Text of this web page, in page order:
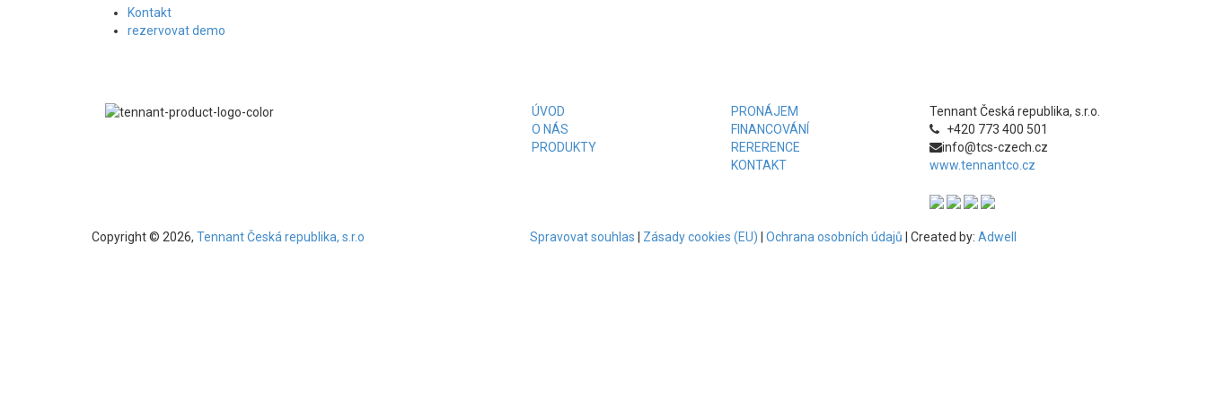
Kontakt
rezervovat demo
ÚVOD
O NÁS
PRODUKTY
PRONÁJEM
FINANCOVÁNÍ
RERERENCE
KONTAKT
Tennant Česká republika, s.r.o.
+420 773 400 501
info@tcs-czech.cz
www.tennantco.cz
Copyright © 2026, Tennant Česká republika, s.r.o Spravovat souhlas Zásady cookies (EU) Ochrana osobních údajů | Created by: Adwell